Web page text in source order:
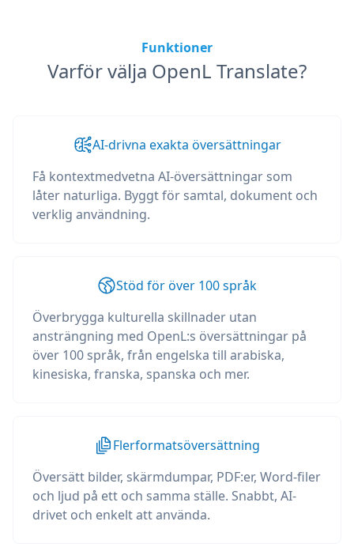
Funktioner
Varför välja OpenL Translate?
AI-drivna exakta översättningar
Få kontextmedvetna AI-översättningar som
låter naturliga. Byggt för samtal, dokument och
verklig användning.
Stöd för över 100 språk
Överbrygga kulturella skillnader utan
ansträngning med OpenL:s översättningar på
över 100 språk, från engelska till arabiska,
kinesiska, franska, spanska och mer.
Flerformatsöversättning
Översätt bilder, skärmdumpar, PDF:er, Word-filer
och ljud på ett och samma ställe. Snabbt, AI-
drivet och enkelt att använda.